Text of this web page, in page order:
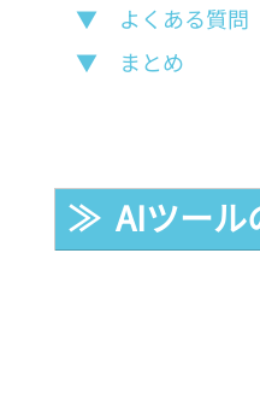
▼　よくある質問
▼　まとめ
≫  AIツール